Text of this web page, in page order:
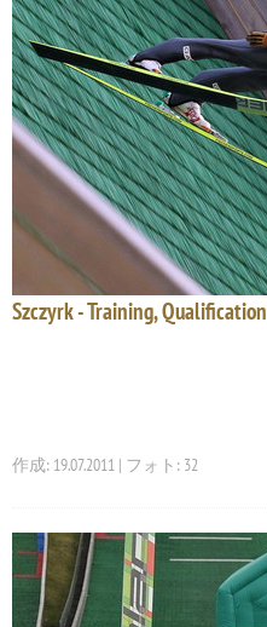
Szczyrk - Training, Qualification
作成: 19.07.2011 | フォト: 32